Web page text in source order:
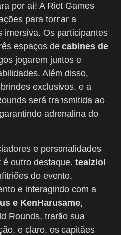
por aí! A Riot Games
para tornar a
imersiva. Os participantes
espaços de cabines de
jogarem juntos e
Além disso,
exclusivos, e a
será transmitida ao
adrenalina do
e personalidades
outro destaque. tealzlol
do evento,
e interagindo com a
e KenHarusame,
Rounds, trarão sua
e claro, os capitães